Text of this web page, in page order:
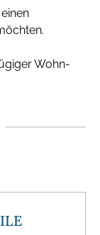
Wohn-